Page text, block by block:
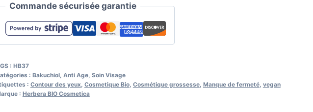
effet
lifting
Commande sécurisée garantie
: HB37
: Bakuchiol, Anti Age, Soin Visage
: Contour des yeux, Cosmetique Bio, Cosmétique grossesse, Manque de fermeté, vegan
: Herbera BIO Cosmetica